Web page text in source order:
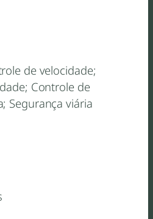
de velocidade;
Controle de
Segurança viária